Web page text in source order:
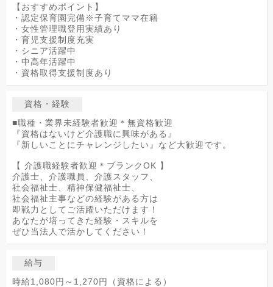
【おすすめポイント】
・認定保育園完備※子育てママ在籍
・女性管理職登用実績あり
・育児支援制度充実
・シニア活躍中
・中高年活躍中
・資格取得支援制度あり
資格・経験
■職種・業界未経験者歓迎＊無資格歓迎
『資格はないけど介護職に興味がある』
『新しいことにチャレンジしたい』など大歓迎です。
【 介護職経験者歓迎＊ブランクOK 】
介護士、介護職員、介護スタッフ、
社会福祉士、精神保健福祉士、
社会福祉主事などの経験がある方は
即戦力としてご活躍いただけます！
あなたが培ってきた経験・スキルを
ぜひ当法人で活かしてください！
給与
時給1,080円～1,270円（資格による）